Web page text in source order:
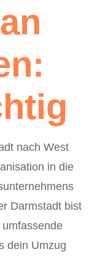
nach West
in die
Darmstadt bist
dein Umzug